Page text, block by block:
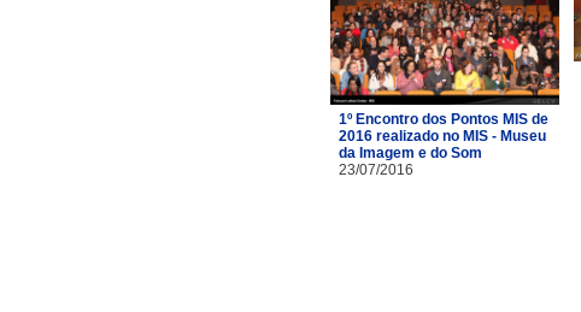
1º Encontro dos Pontos MIS de
2016 realizado no MIS - Museu
da Imagem e do Som
23/07/2016